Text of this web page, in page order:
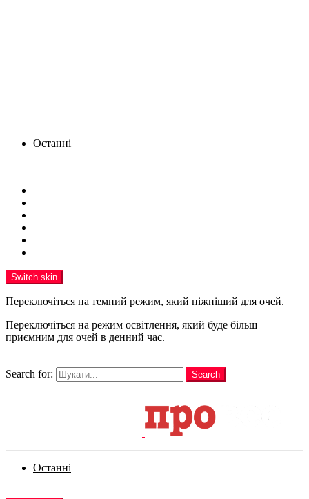
Останні
Switch skin
Переключіться на темний режим, який ніжніший для очей.
Переключіться на режим освітлення, який буде більш
приємним для очей в денний час.
Search for:
Search
Останні